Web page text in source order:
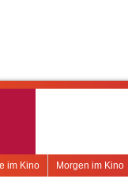
Morgen im Kino
im Kino